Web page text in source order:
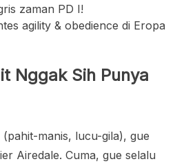
zaman PD I!
agility & obedience di Eropa
Nggak Sih Punya
manis, lucu-gila), gue
Airedale. Cuma, gue selalu